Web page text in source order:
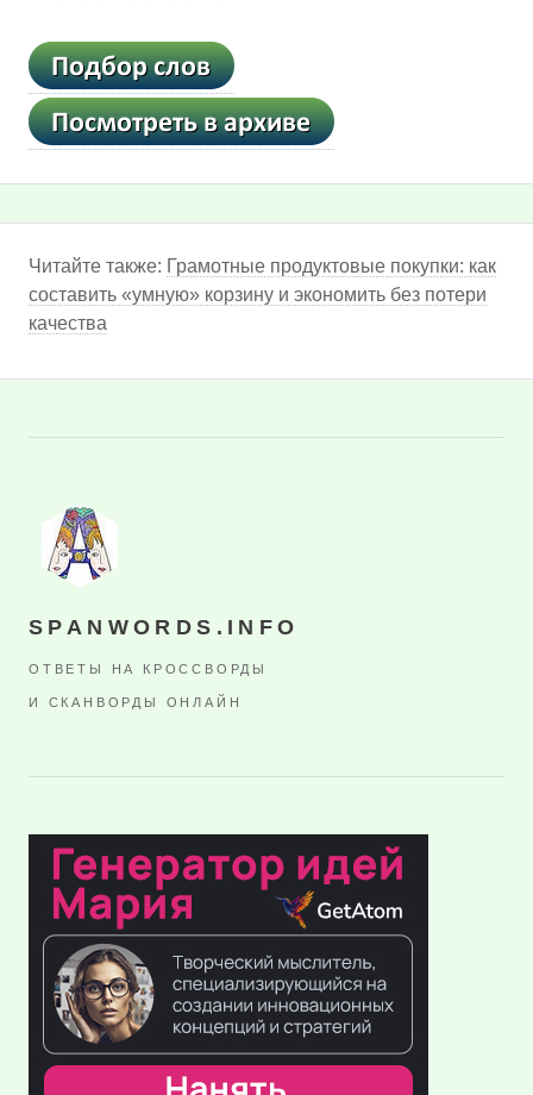
Читайте также: Грамотные продуктовые покупки: как
составить «умную» корзину и экономить без потери
качества
SPANWORDS.INFO
ОТВЕТЫ НА КРОССВОРДЫ
И СКАНВОРДЫ ОНЛАЙН